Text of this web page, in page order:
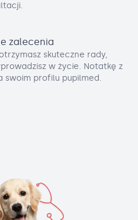
zalecenia
skuteczne rady,
w życie. Notatkę z
swoim profilu pupilmed.